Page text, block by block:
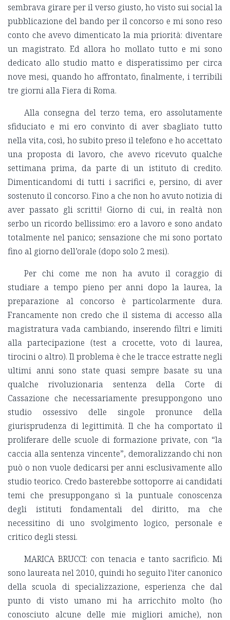
sembrava girare per il verso giusto, ho visto sui social la
pubblicazione del bando per il concorso e mi sono reso
conto che avevo dimenticato la mia priorità: diventare
un magistrato. Ed allora ho mollato tutto e mi sono
dedicato allo studio matto e disperatissimo per circa
nove mesi, quando ho affrontato, finalmente, i terribili
tre giorni alla Fiera di Roma.
Alla consegna del terzo tema, ero assolutamente
sfiduciato e mi ero convinto di aver sbagliato tutto
nella vita, così, ho subito preso il telefono e ho accettato
una proposta di lavoro, che avevo ricevuto qualche
settimana prima, da parte di un istituto di credito.
Dimenticandomi di tutti i sacrifici e, persino, di aver
sostenuto il concorso. Fino a che non ho avuto notizia di
aver passato gli scritti! Giorno di cui, in realtà non
serbo un ricordo bellissimo: ero a lavoro e sono andato
totalmente nel panico; sensazione che mi sono portato
fino al giorno dell’orale (dopo solo 2 mesi).
Per chi come me non ha avuto il coraggio di
studiare a tempo pieno per anni dopo la laurea, la
preparazione al concorso è particolarmente dura.
Francamente non credo che il sistema di accesso alla
magistratura vada cambiando, inserendo filtri e limiti
alla partecipazione (test a crocette, voto di laurea,
tirocini o altro). Il problema è che le tracce estratte negli
ultimi anni sono state quasi sempre basate su una
qualche rivoluzionaria sentenza della Corte di
Cassazione che necessariamente presuppongono uno
studio ossessivo delle singole pronunce della
giurisprudenza di legittimità. Il che ha comportato il
proliferare delle scuole di formazione private, con “la
caccia alla sentenza vincente”, demoralizzando chi non
può o non vuole dedicarsi per anni esclusivamente allo
studio teorico. Credo basterebbe sottoporre ai candidati
temi che presuppongano sì la puntuale conoscenza
degli istituti fondamentali del diritto, ma che
necessitino di uno svolgimento logico, personale e
critico degli stessi.
MARICA BRUCCI: con tenacia e tanto sacrificio. Mi
sono laureata nel 2010, quindi ho seguito l'iter canonico
della scuola di specializzazione, esperienza che dal
punto di visto umano mi ha arricchito molto (ho
conosciuto alcune delle mie migliori amiche), non